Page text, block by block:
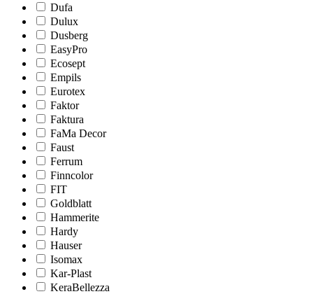
Dufa
Dulux
Dusberg
EasyPro
Ecosept
Empils
Eurotex
Faktor
Faktura
FaMa Decor
Faust
Ferrum
Finncolor
FIT
Goldblatt
Hammerite
Hardy
Hauser
Isomax
Kar-Plast
KeraBellezza